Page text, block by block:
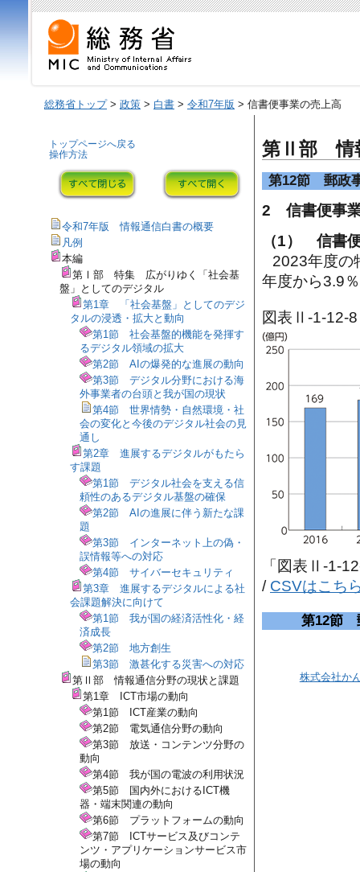
総務省トップ> 政策 > 白書 > 令和7年版 > 信書便事業の売上高
第Ⅱ部 情
第12節 郵政
2 信書便事
（1） 信書
2023年度の
年度から3.9
図表Ⅱ-1-12-
「図表Ⅱ-1-
/ CSVはこち
第12節
株式会社か
トップページへ戻る
操作方法
令和7年版 情報通信白書の概要
凡例
本編
第Ⅰ部 特集 広がりゆく「社会基
盤」としてのデジタル
第1章 「社会基盤」としてのデジ
タルの浸透・拡大と動向
第1節 社会基盤的機能を発揮す
るデジタル領域の拡大
第2節 AIの爆発的な進展の動向
第3節 デジタル分野における海
外事業者の台頭と我が国の現状
第4節 世界情勢・自然環境・社
会の変化と今後のデジタル社会の見
通し
第2章 進展するデジタルがもたら
す課題
第1節 デジタル社会を支える信
頼性のあるデジタル基盤の確保
第2節 AIの進展に伴う新たな課
題
第3節 インターネット上の偽・
誤情報等への対応
第4節 サイバーセキュリティ
第3章 進展するデジタルによる社
会課題解決に向けて
第1節 我が国の経済活性化・経
済成長
第2節 地方創生
第3節 激甚化する災害への対応
第Ⅱ部 情報通信分野の現状と課題
第1章 ICT市場の動向
第1節 ICT産業の動向
第2節 電気通信分野の動向
第3節 放送・コンテンツ分野の
動向
第4節 我が国の電波の利用状況
第5節 国内外におけるICT機
器・端末関連の動向
第6節 プラットフォームの動向
第7節 ICTサービス及びコンテ
ンツ・アプリケーションサービス市
場の動向